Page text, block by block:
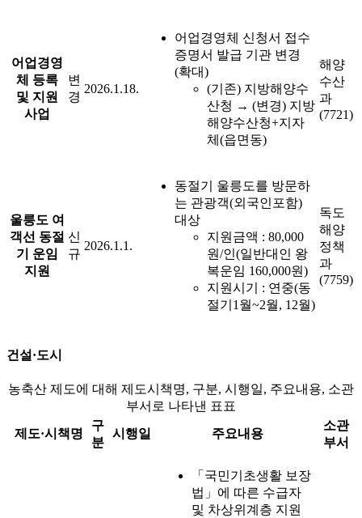
어업경영
체 등록
및 지원
사업
변
경
2026.1.18.
어업경영체 신청서 접수
증명서 발급 기관 변경
(확대)
(기존) 지방해양수
산청 → (변경) 지방
해양수산청+지자
체(읍면동)
해양
수산
과
(7721)
울릉도 여
객선 동절
기 운임
지원
신
규
2026.1.1.
동절기 울릉도를 방문하
는 관광객(외국인포함)
대상
지원금액 : 80,000
원/인(일반대인 왕
복운임 160,000원)
지원시기 : 연중(동
절기1월~2월, 12월)
독도
해양
정책
과
(7759)
건설·도시
농축산 제도에 대해 제도시책명, 구분, 시행일, 주요내용, 소관
부서로 나타낸 표표
제도·시책명
구
분
시행일 주요내용
소관
부서
「국민기초생활 보장
법」에 따른 수급자
및 차상위계층 지원